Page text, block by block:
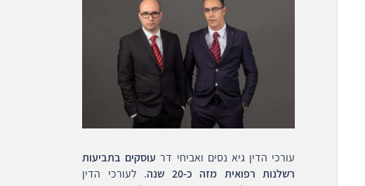
עורכי הדין גיא נסים ואביחי דר עוסקים בתביעות
רשלנות רפואית מזה כ-20 שנה
. לעורכי הדין